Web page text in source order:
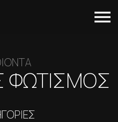
ΦΩΤΙΣΜΌΣ